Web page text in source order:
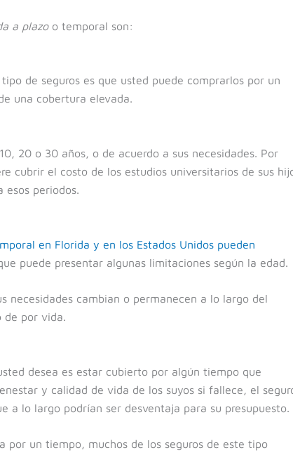
a plazoo temporal son:
de seguros es que usted puede comprarlos por un
una cobertura elevada.
20 o 30 años, o de acuerdo a sus necesidades. Por
cubrir el costo de los estudios universitarios de sus
esos periodos.
en Florida y en los Estados Unidos pueden
puede presentar algunas limitaciones según la edad.
necesidades cambian o permanecen a lo largo del
de por vida.
desea es estar cubierto por algún tiempo que
y calidad de vida de los suyos si fallece, el
a lo largo podrían ser desventaja para su presupuesto.
por un tiempo, muchos de los seguros de este tipo